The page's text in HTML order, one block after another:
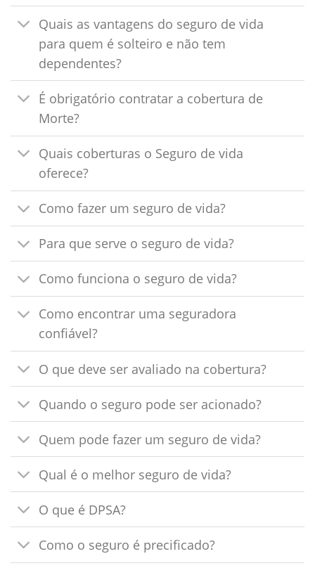
Quais as vantagens do seguro de vida
para quem é solteiro e não tem
dependentes?
É obrigatório contratar a cobertura de
Morte?
Quais coberturas o Seguro de vida
oferece?
Como fazer um seguro de vida?
Para que serve o seguro de vida?
Como funciona o seguro de vida?
Como encontrar uma seguradora
confiável?
O que deve ser avaliado na cobertura?
Quando o seguro pode ser acionado?
Quem pode fazer um seguro de vida?
Qual é o melhor seguro de vida?
O que é DPSA?
Como o seguro é precificado?